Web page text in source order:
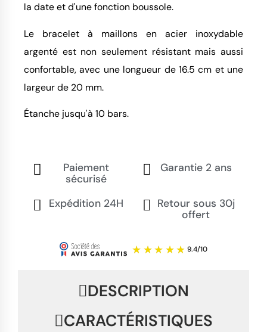
la date et d'une fonction boussole.
Le bracelet à maillons en acier inoxydable
argenté est non seulement résistant mais aussi
confortable, avec une longueur de 16.5 cm et une
largeur de 20 mm.
Étanche jusqu'à 10 bars.
Paiement
sécurisé
Garantie 2 ans
Expédition 24H
Retour sous 30j
offert
DESCRIPTION
CARACTÉRISTIQUES